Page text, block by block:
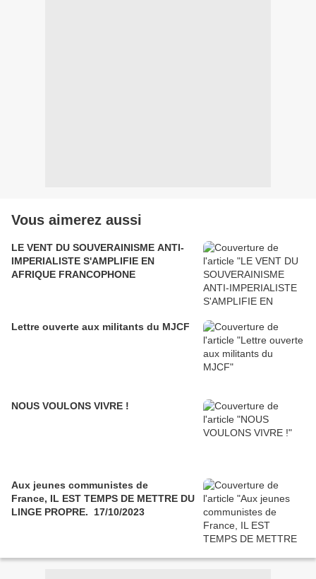
Vous aimerez aussi
LE VENT DU SOUVERAINISME ANTI-
IMPERIALISTE S'AMPLIFIE EN
AFRIQUE FRANCOPHONE
Lettre ouverte aux militants du MJCF
NOUS VOULONS VIVRE !
Aux jeunes communistes de
France, IL EST TEMPS DE METTRE DU
LINGE PROPRE. 17/10/2023